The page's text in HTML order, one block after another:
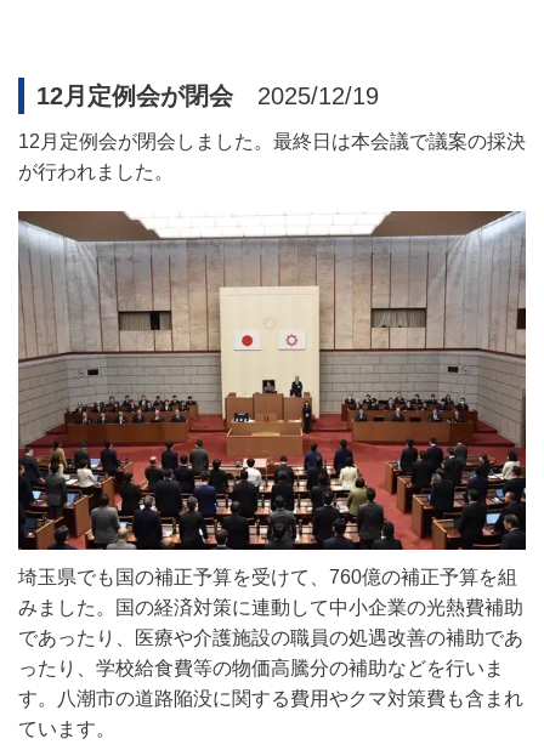
12月定例会が閉会2025/12/19
12 月定例会が閉会しました。最終日は本会議で議案の採決
が行われました。
埼玉県でも国の補正予算を受けて、 760億の補正予算を組
みました。国の経済対策に連動して中小企業の光熱費補助
であったり、医療や介護施設の職員の処遇改善の補助であ
ったり、学校給食費等の物価高騰分の補助などを行いま
す。八潮市の道路陥没に関する費用やクマ対策費も含まれ
ています。